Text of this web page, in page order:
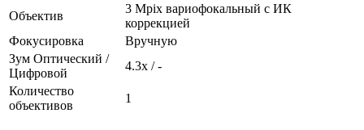
Объектив
3 Mpix вариофокальный c ИК
коррекцией
Фокусировка
Вручную
Зум Оптический /
Цифровой
4.3х / -
Количество
объективов
1